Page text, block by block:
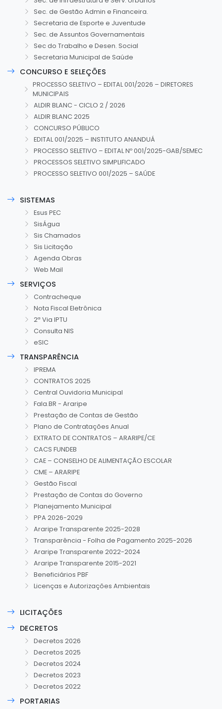
Sec. de Gestão Admin e Financeira.
Secretaria de Esporte e Juventude
Sec. de Assuntos Governamentais
Sec do Trabalho e Desen. Social
Secretaria Municipal de Saúde
CONCURSO E SELEÇÕES
PROCESSO SELETIVO – EDITAL 001/2026 – DIRETORES
MUNICIPAIS
ALDIR BLANC - CICLO 2 / 2026
ALDIR BLANC 2025
CONCURSO PÚBLICO
EDITAL 001/2025 – INSTITUTO ANANDUÁ
PROCESSO SELETIVO – EDITAL Nº 001/2025-GAB/SEMEC
PROCESSOS SELETIVO SIMPLIFICADO
PROCESSO SELETIVO 001/2025 – SAÚDE
SISTEMAS
Esus PEC
SisÁgua
Sis Chamados
Sis Licitação
Agenda Obras
Web Mail
SERVIÇOS
Contracheque
Nota Fiscal Eletrônica
2ª Via IPTU
Consulta NIS
eSIC
TRANSPARÊNCIA
IPREMA
CONTRATOS 2025
Central Ouvidoria Municipal
Fala.BR - Araripe
Prestação de Contas de Gestão
Plano de Contratações Anual
EXTRATO DE CONTRATOS – ARARIPE/CE
CACS FUNDEB
CAE – CONSELHO DE ALIMENTAÇÃO ESCOLAR
CME – ARARIPE
Gestão Fiscal
Prestação de Contas do Governo
Planejamento Municipal
PPA 2026-2029
Araripe Transparente 2025-2028
Transparência - Folha de Pagamento 2025-2026
Araripe Transparente 2022-2024
Araripe Transparente 2015-2021
Beneficiários PBF
Licenças e Autorizações Ambientais
LICITAÇÕES
DECRETOS
Decretos 2026
Decretos 2025
Decretos 2024
Decretos 2023
Decretos 2022
PORTARIAS